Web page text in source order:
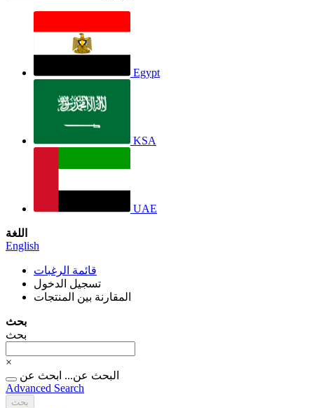
Egypt
KSA
UAE
اللغة
English
قائمة الرغبات
تسجيل الدخول
المقارنة بين المنتجات
بحث
بحث
×
البحث عن... ابحث عن
Advanced Search
بحث